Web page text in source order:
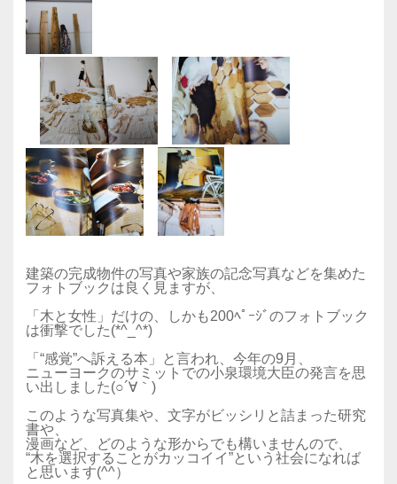
建築の完成物件の写真や家族の記念写真などを集めた
フォトブックは良く見ますが、
「木と女性」だけの、しかも200ﾍﾟｰｼﾞのフォトブック
は衝撃でした(*^_^*)
「“感覚”へ訴える本」と言われ、今年の9月、
ニューヨークのサミットでの小泉環境大臣の発言を思
い出しました(○´∀｀)
このような写真集や、文字がビッシリと詰まった研究
書や、
漫画など、どのような形からでも構いませんので、
“木を選択することがカッコイイ”という社会になれば
と思います(^^）